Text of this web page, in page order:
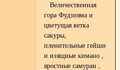
Величественная
гора Фудзияма и
цветущая ветка
сакуры,
пленительные гейши
и изящные кимано ,
яростные самураи ,